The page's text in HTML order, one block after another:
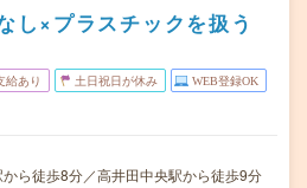
×プラスチックを扱う
給あり 土日祝日が休み WEB登録OK
ら徒歩8分／高井田中央駅から徒歩9分